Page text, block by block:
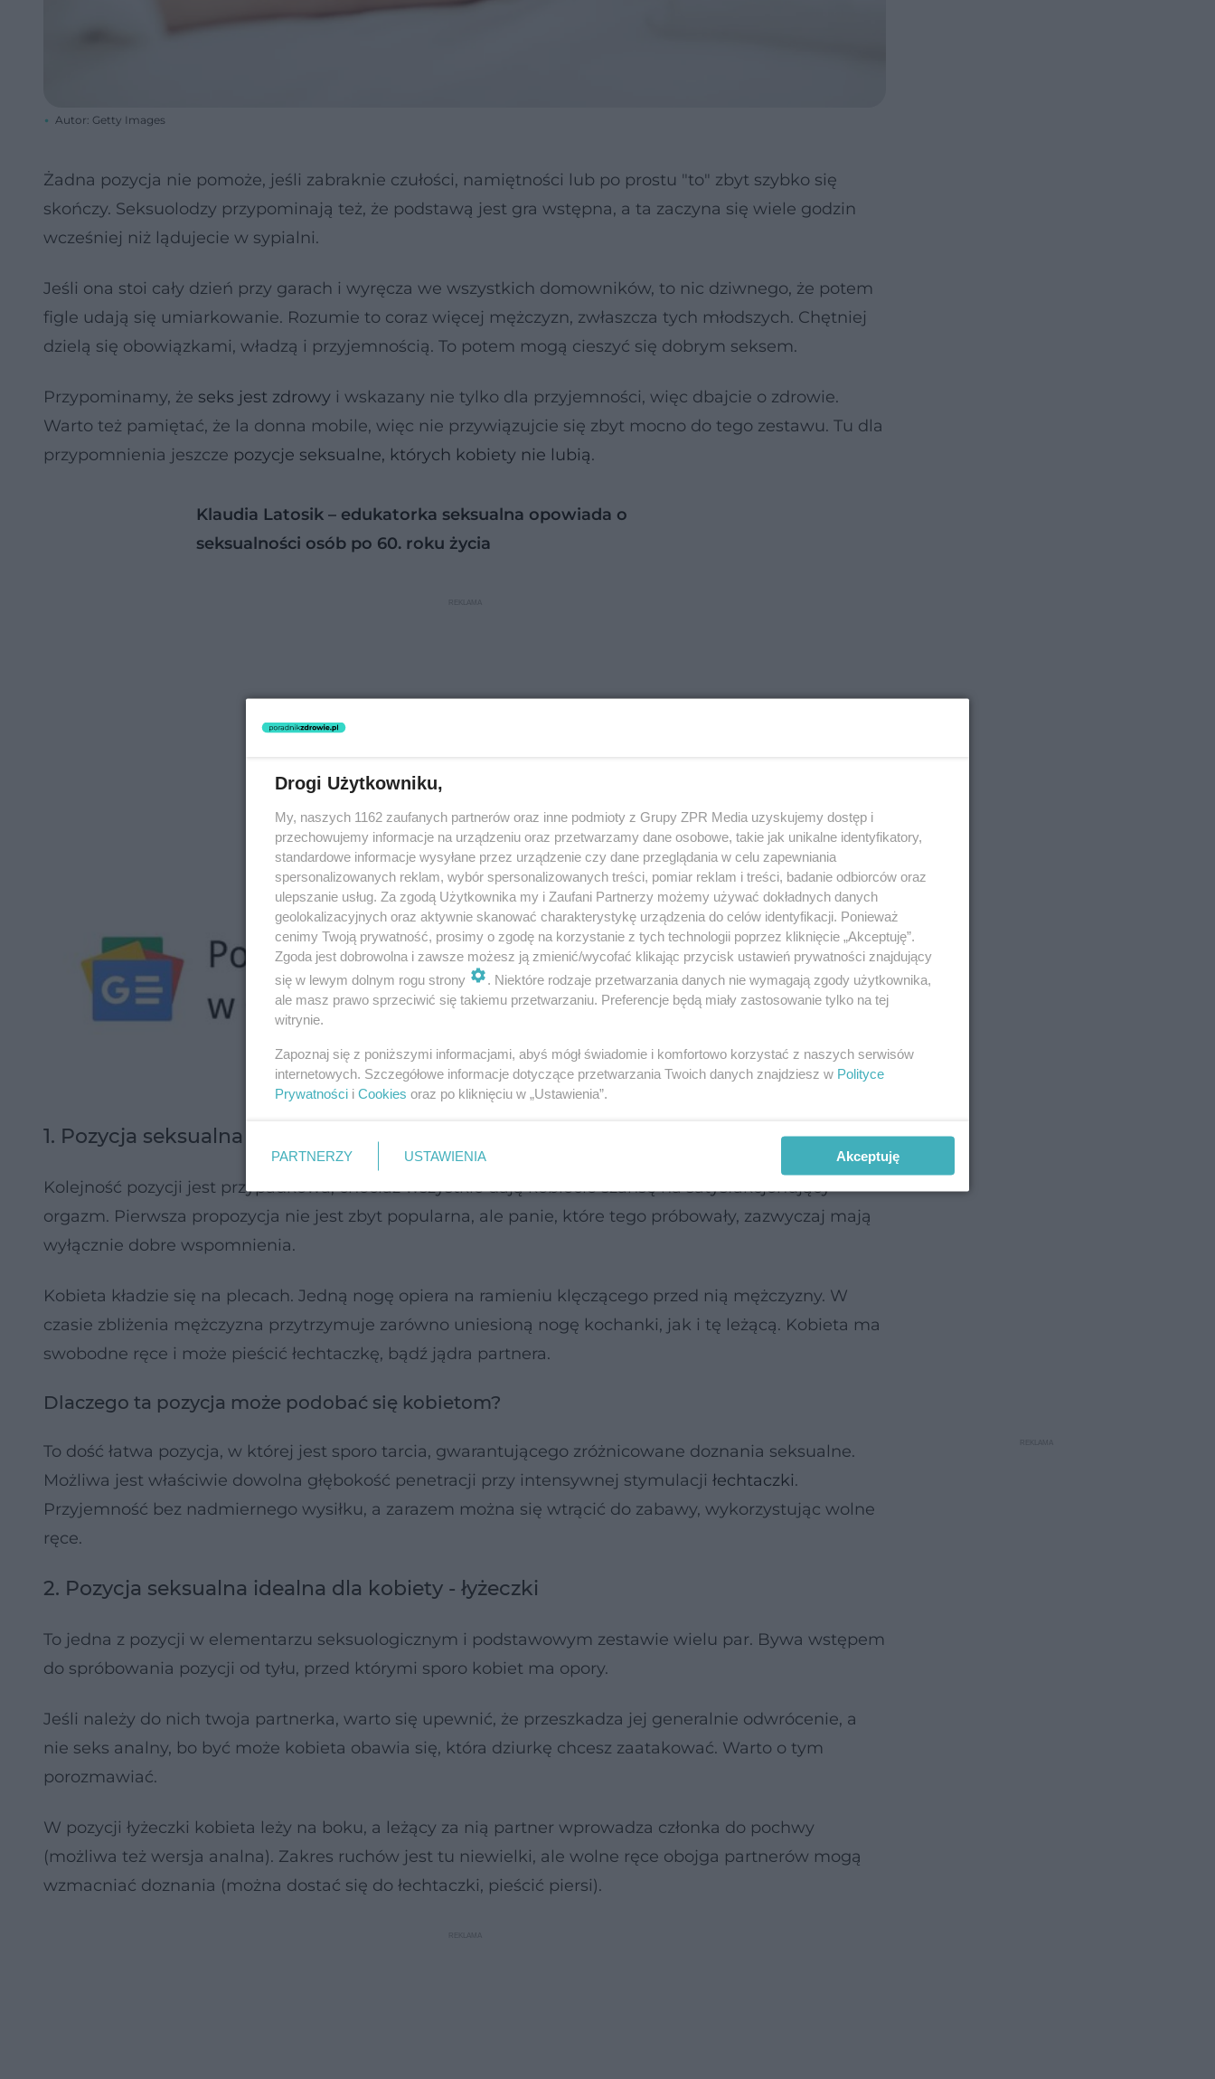
Autor: Getty Images
Żadna pozycja nie pomoże, jeśli zabraknie czułości, namiętności lub po prostu "to" zbyt szybko się
skończy. Seksuolodzy przypominają też, że podstawą jest gra wstępna, a ta zaczyna się wiele godzin
wcześniej niż lądujecie w sypialni.
Jeśli ona stoi cały dzień przy garach i wyręcza we wszystkich domowników, to nic dziwnego, że potem
figle udają się umiarkowanie. Rozumie to coraz więcej mężczyzn, zwłaszcza tych młodszych. Chętniej
dzielą się obowiązkami, władzą i przyjemnością. To potem mogą cieszyć się dobrym seksem.
Przypominamy, że seks jest zdrowy i wskazany nie tylko dla przyjemności, więc dbajcie o zdrowie.
Warto też pamiętać, że la donna mobile, więc nie przywiązujcie się zbyt mocno do tego zestawu. Tu dla
przypomnienia jeszcze pozycje seksualne, których kobiety nie lubią.
Klaudia Latosik – edukatorka seksualna opowiada o
seksualności osób po 60. roku życia
1. Pozycja seksualna idealna dla kobiety - proste nachylenie
Kolejność pozycji jest przypadkowa, chociaż wszystkie dają kobiecie szansę na satysfakcjonujący
orgazm. Pierwsza propozycja nie jest zbyt popularna, ale panie, które tego próbowały, zazwyczaj mają
wyłącznie dobre wspomnienia.
Kobieta kładzie się na plecach. Jedną nogę opiera na ramieniu klęczącego przed nią mężczyzny. W
czasie zbliżenia mężczyzna przytrzymuje zarówno uniesioną nogę kochanki, jak i tę leżącą. Kobieta ma
swobodne ręce i może pieścić łechtaczkę, bądź jądra partnera.
Dlaczego ta pozycja może podobać się kobietom?
To dość łatwa pozycja, w której jest sporo tarcia, gwarantującego zróżnicowane doznania seksualne.
Możliwa jest właściwie dowolna głębokość penetracji przy intensywnej stymulacji łechtaczki.
Przyjemność bez nadmiernego wysiłku, a zarazem można się wtrącić do zabawy, wykorzystując wolne
ręce.
2. Pozycja seksualna idealna dla kobiety - łyżeczki
To jedna z pozycji w elementarzu seksuologicznym i podstawowym zestawie wielu par. Bywa wstępem
do spróbowania pozycji od tyłu, przed którymi sporo kobiet ma opory.
Jeśli należy do nich twoja partnerka, warto się upewnić, że przeszkadza jej generalnie odwrócenie, a
nie seks analny, bo być może kobieta obawia się, która dziurkę chcesz zaatakować. Warto o tym
porozmawiać.
W pozycji łyżeczki kobieta leży na boku, a leżący za nią partner wprowadza członka do pochwy
(możliwa też wersja analna). Zakres ruchów jest tu niewielki, ale wolne ręce obojga partnerów mogą
wzmacniać doznania (można dostać się do łechtaczki, pieścić piersi).
Drogi Użytkowniku,
My, naszych 1162 zaufanych partnerów oraz inne podmioty z Grupy ZPR Media uzyskujemy dostęp i
przechowujemy informacje na urządzeniu oraz przetwarzamy dane osobowe, takie jak unikalne identyfikatory,
standardowe informacje wysyłane przez urządzenie czy dane przeglądania w celu zapewniania
spersonalizowanych reklam, wybór spersonalizowanych treści, pomiar reklam i treści, badanie odbiorców oraz
ulepszanie usług. Za zgodą Użytkownika my i Zaufani Partnerzy możemy używać dokładnych danych
geolokalizacyjnych oraz aktywnie skanować charakterystykę urządzenia do celów identyfikacji. Ponieważ
cenimy Twoją prywatność, prosimy o zgodę na korzystanie z tych technologii poprzez kliknięcie „Akceptuję”.
Zgoda jest dobrowolna i zawsze możesz ją zmienić/wycofać klikając przycisk ustawień prywatności znajdujący
się w lewym dolnym rogu strony
. Niektóre rodzaje przetwarzania danych nie wymagają zgody użytkownika,
ale masz prawo sprzeciwić się takiemu przetwarzaniu. Preferencje będą miały zastosowanie tylko na tej
witrynie.
Zapoznaj się z poniższymi informacjami, abyś mógł świadomie i komfortowo korzystać z naszych serwisów
internetowych. Szczegółowe informacje dotyczące przetwarzania Twoich danych znajdziesz w Polityce
Prywatności i Cookies oraz po kliknięciu w „Ustawienia”.
PARTNERZY USTAWIENIA Akceptuję